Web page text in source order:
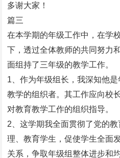
多谢大家！
篇三
在本学期的年级工作中，在学
下，透过全体教师的共同努力
面组持了三年级的教学工作。
1、作为年级组长，我深知他
教学的组织者。其工作应向校
对教育教学工作的组织指导。
2、这学期我全面贯彻了党的
理、教育学生，促使学生全面
关系，争取年级组整体进步和